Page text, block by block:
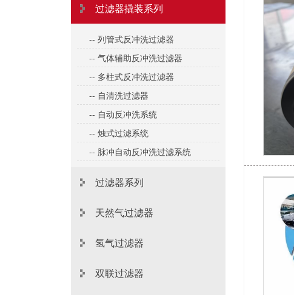
过滤器撬装系列
-- 列管式反冲洗过滤器
-- 气体辅助反冲洗过滤器
-- 多柱式反冲洗过滤器
-- 自清洗过滤器
-- 自动反冲洗系统
-- 烛式过滤系统
-- 脉冲自动反冲洗过滤系统
过滤器系列
天然气过滤器
氢气过滤器
双联过滤器